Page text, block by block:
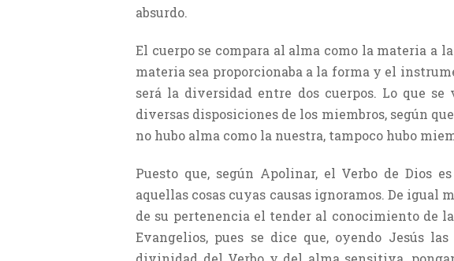
absurdo.
El cuerpo se compara al alma como la materia a
materia sea proporcionaba a la forma y el
será la diversidad entre dos cuerpos. Lo que
diversas disposiciones de los miembros, según
no hubo alma como la nuestra, tampoco hubo
Puesto que, según Apolinar, el Verbo de Dios
aquellas cosas cuyas causas ignoramos. De
de su pertenencia el tender al conocimiento de
Evangelios, pues se dice que, oyendo Jesús